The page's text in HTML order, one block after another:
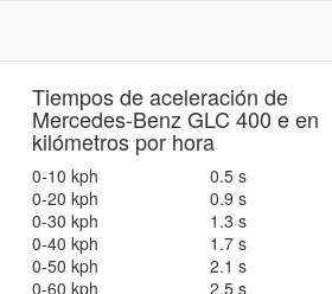
Tiempos de aceleración de
Mercedes-Benz GLC 400 e en
kilómetros por hora
0-10 kph
0.5 s
0-20 kph
0.9 s
0-30 kph
1.3 s
0-40 kph
1.7 s
0-50 kph
2.1 s
0-60 kph
2.5 s